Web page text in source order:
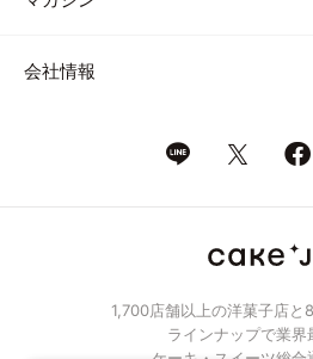
会社情報
1,700店舗以上の洋菓子店と
ラインナップで業界